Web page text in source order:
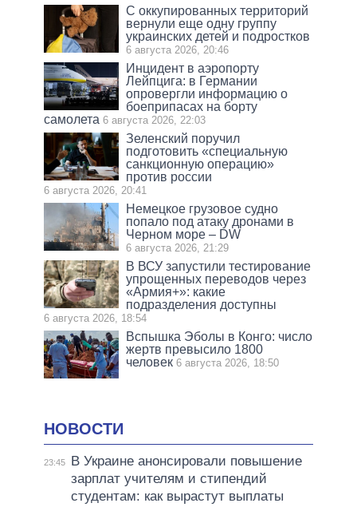
С оккупированных территорий
вернули еще одну группу
украинских детей и подростков
6 августа 2026, 20:46
Инцидент в аэропорту
Лейпцига: в Германии
опровергли информацию о
боеприпасах на борту
самолета 6 августа 2026, 22:03
Зеленский поручил
подготовить «специальную
санкционную операцию»
против россии
6 августа 2026, 20:41
Немецкое грузовое судно
попало под атаку дронами в
Черном море – DW
6 августа 2026, 21:29
В ВСУ запустили тестирование
упрощенных переводов через
«Армия+»: какие
подразделения доступны
6 августа 2026, 18:54
Вспышка Эболы в Конго: число
жертв превысило 1800
человек 6 августа 2026, 18:50
НОВОСТИ
23:45
В Украине анонсировали повышение
зарплат учителям и стипендий
студентам: как вырастут выплаты